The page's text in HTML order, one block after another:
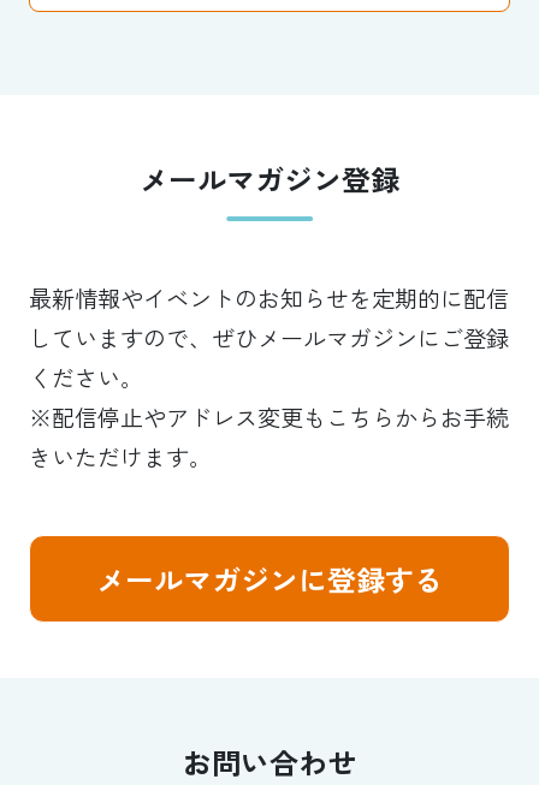
メールマガジン登録
最新情報やイベントのお知らせを定期的に配信
していますので、ぜひメールマガジンにご登録
ください。
※配信停止やアドレス変更もこちらからお手続
きいただけます。
メールマガジンに登録する
お問い合わせ